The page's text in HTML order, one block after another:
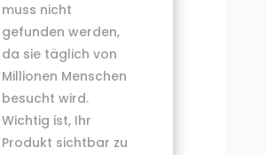
muss nicht
gefunden werden,
da sie täglich von
Millionen Menschen
besucht wird.
Wichtig ist, Ihr
Produkt sichtbar zu